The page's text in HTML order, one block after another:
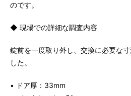
のです。
◆ 現場での詳細な調査内容
錠前を一度取り外し、交換に必要な
した。
• ドア厚：33mm